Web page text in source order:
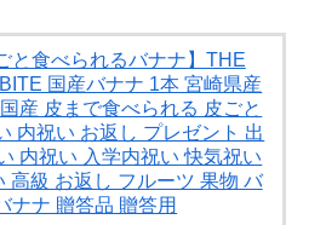
と食べられるバナナ】THE
国産バナナ 1本 宮崎県産
産 皮まで食べられる 皮ごと
内祝い お返し プレゼント 出
内祝い 入学内祝い 快気祝い
高級 お返し フルーツ 果物 バ
ナナ 贈答品 贈答用